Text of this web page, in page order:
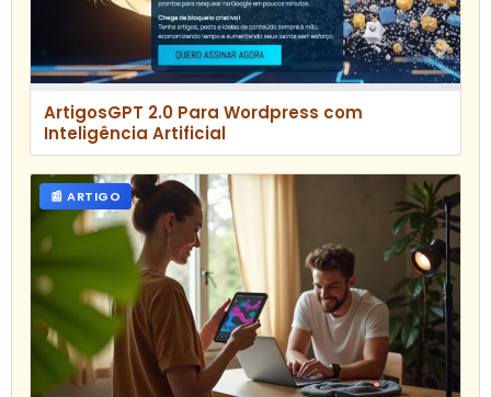
ArtigosGPT 2.0 Para Wordpress com
Inteligência Artificial
📰 ARTIGO